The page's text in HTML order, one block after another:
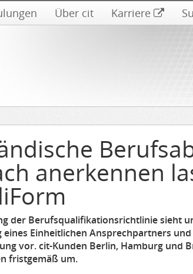
Über cit Karriere
anerkennen
der Berufsqualifikationsrichtlinie sieht
eines Einheitlichen Ansprechpartners
vor. cit-Kunden Berlin, Hamburg und
fristgemäß um.